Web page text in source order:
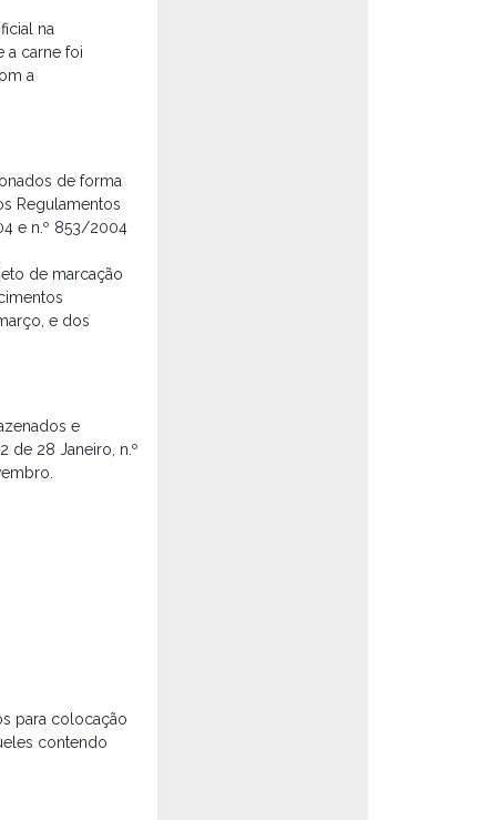
na
a carne foi
a
de forma
Regulamentos
e n.º 853/2004
de marcação
e dos
e
de 28 Janeiro, n.º
para colocação
contendo